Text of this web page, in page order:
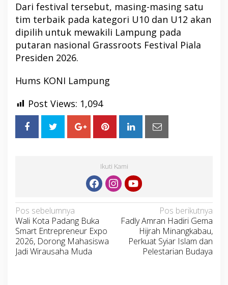
Dari festival tersebut, masing-masing satu
tim terbaik pada kategori U10 dan U12 akan
dipilih untuk mewakili Lampung pada
putaran nasional Grassroots Festival Piala
Presiden 2026.
Hums KONI Lampung
Post Views: 1,094
Ikuti Kami
Navigasi
pos
Pos sebelumnya
Wali Kota Padang Buka
Smart Entrepreneur Expo
2026, Dorong Mahasiswa
Jadi Wirausaha Muda
Pos berikutnya
Fadly Amran Hadiri Gema
Hijrah Minangkabau,
Perkuat Syiar Islam dan
Pelestarian Budaya